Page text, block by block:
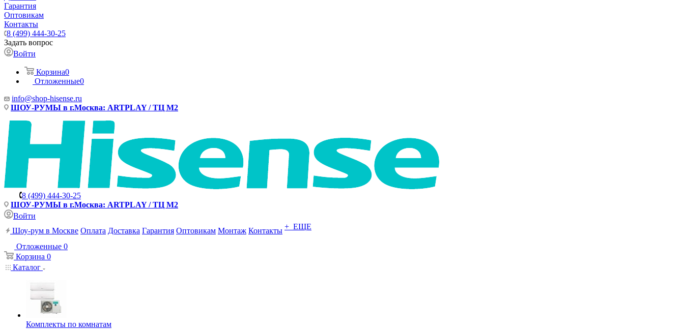
Гарантия
Оптовикам
Контакты
8 (499) 444-30-25
Задать вопрос
Войти
Корзина0
Отложенные0
info@shop-hisense.ru
ШОУ-РУМЫ в г.Москва: ARTPLAY / ТЦ М2
8 (499) 444-30-25
ШОУ-РУМЫ в г.Москва: ARTPLAY / ТЦ М2
Войти
Шоу-рум в Москве Оплата Доставка Гарантия Оптовикам Монтаж Контакты + ЕЩЕ
Отложенные 0
Корзина 0
Каталог
Комплекты по комнатам